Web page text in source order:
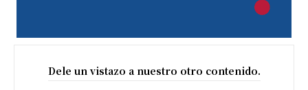
Dele un vistazo a nuestro otro contenido.